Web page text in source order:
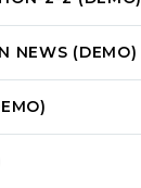
NEWS (DEMO)